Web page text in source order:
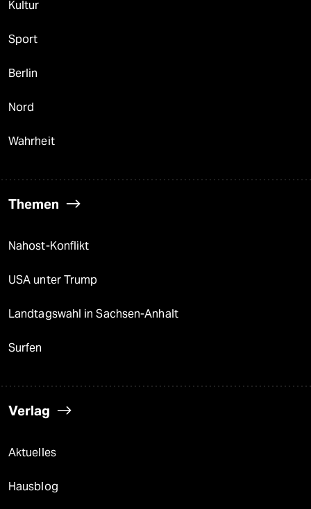
Kultur
Sport
Berlin
Nord
Wahrheit
Themen
Nahost-Konflikt
USA unter Trump
Landtagswahl in Sachsen-Anhalt
Surfen
Verlag
Aktuelles
Hausblog